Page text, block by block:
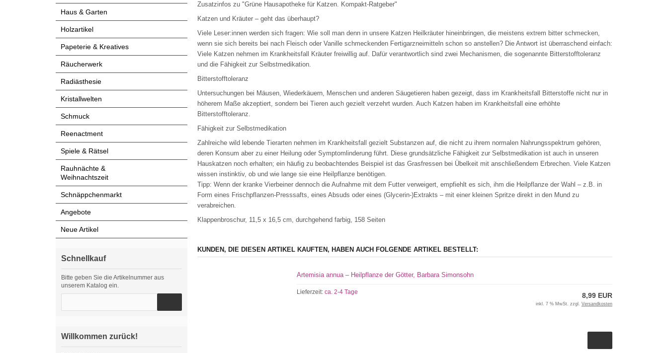
Zusatzinfos zu "Grüne Hausapotheke für Katzen. Kompakt-Ratgeber"
Katzen und Kräuter – geht das überhaupt?
Viele Leser:innen werden sich fragen: Wie soll man denn in unsere Katzen Heilkräuter hineinbringen, die meistens extrem bitter schmecken,
wenn sie sich bereits bei nach Fleisch oder Vanille schmeckenden Fertigarzneimitteln schon so anstellen? Die Antwort ist überraschend einfach:
Viele Katzen nehmen im Krankheitsfall Kräuter freiwillig auf. Dafür verantwortlich sind zwei Mechanismen, die sogenannte Bitterstofftoleranz
und die Fähigkeit zur Selbstmedikation.
Bitterstofftoleranz
Untersuchungen bei Mäusen, Wiederkäuern, Menschen und anderen Säugetieren haben gezeigt, dass im Krankheitsfall Bitterstoffe nicht nur in
höherem Maße akzeptiert, sondern bei Tieren auch gezielt verzehrt wurden. Auch Katzen haben im Krankheitsfall eine erhöhte
Bitterstofftoleranz.
Fähigkeit zur Selbstmedikation
Zahlreiche wild lebende Tierarten nehmen im Krankheitsfall gezielt Substanzen auf, die nicht zu ihrem normalen Nahrungsspektrum gehören,
deren Konsum aber zu einer Heilung oder Symptomlinderung führt. Diese grundsätzliche Fähigkeit zur Selbstmedikation ist auch in unseren
Hauskatzen noch erhalten; ein häufig zu beobachtendes Beispiel ist das Grasfressen bei Übelkeit mit anschließendem Erbrechen. Viele Katzen
wissen instinktiv, ob und wie lange sie eine Heilpflanze benötigen.
Tipp: Wenn der kranke Vierbeiner dennoch die Aufnahme mit dem Futter verweigert, empfiehlt es sich, ihm die Heilpflanze der Wahl – z.B. in
Form eines Frischpflanzen-Presssafts, eines Absuds oder eines (Glycerin-)Extrakts – mit einer kleinen Spritze direkt in den Mund zu
verabreichen.
Klappenbroschur, 11,5 x 16,5 cm, durchgehend farbig, 158 Seiten
KUNDEN, DIE DIESEN ARTIKEL KAUFTEN, HABEN AUCH FOLGENDE ARTIKEL BESTELLT:
Artemisia annua – Heilpflanze der Götter, Barbara Simonsohn
Lieferzeit:ca. 2-4 Tage 8,99 EUR
inkl. 7 % MwSt. zzgl. Versandkosten
Haus & Garten
Holzartikel
Papeterie & Kreatives
Räucherwerk
Radiästhesie
Kristallwelten
Schmuck
Reenactment
Spiele & Rätsel
Rauhnächte &
Weihnachtszeit
Schnäppchenmarkt
Angebote
Neue Artikel
Schnellkauf
Bitte geben Sie die Artikelnummer aus
unserem Katalog ein.
Willkommen zurück!